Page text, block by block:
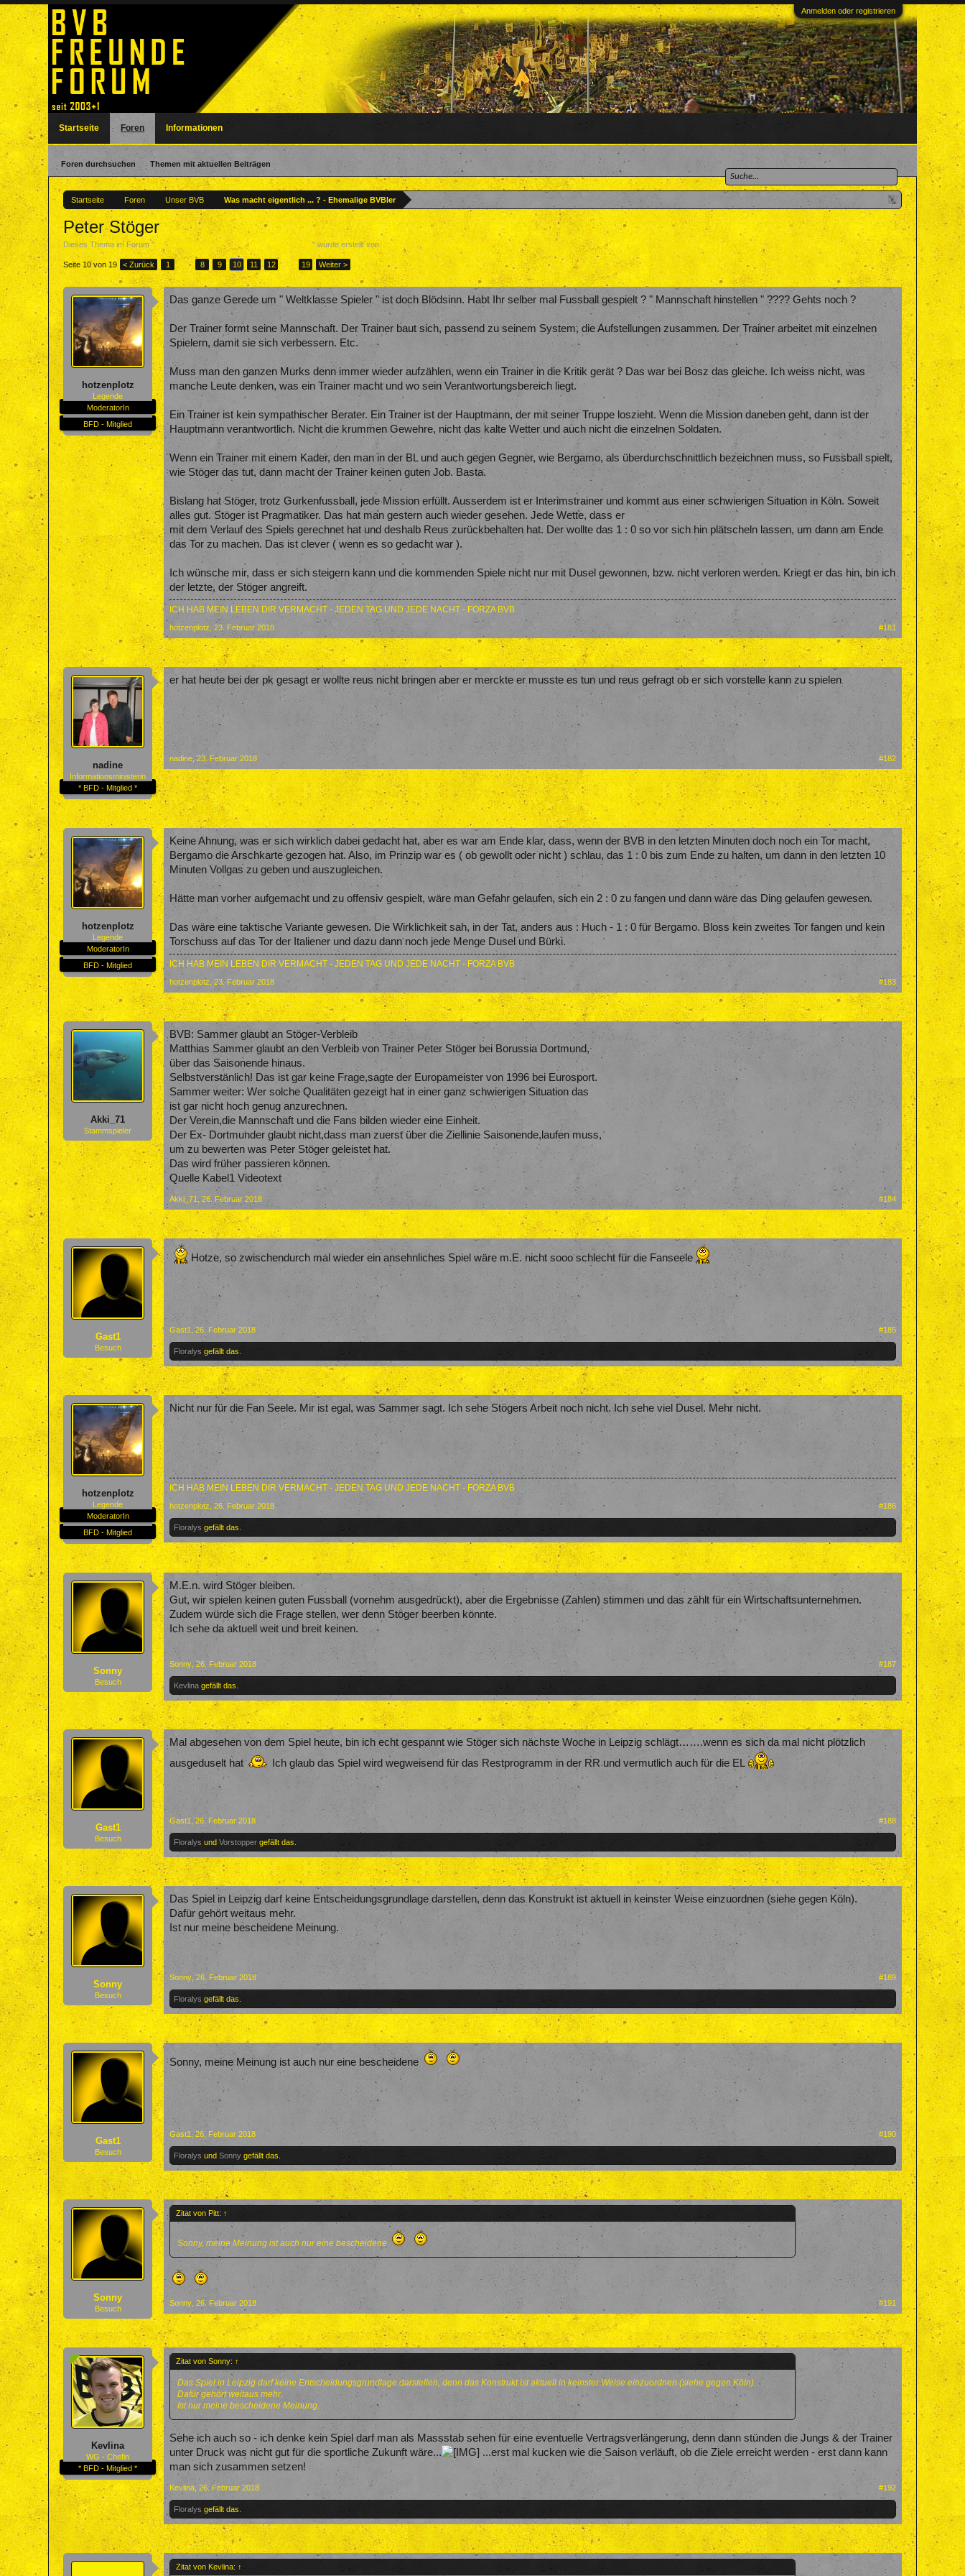
Anmelden oder registrieren
Startseite Foren Unser BVB Was macht eigentlich ... ? - Ehemalige BVBler
Peter Stöger
Dieses Thema im Forum "Was macht eigentlich ... ? - Ehemalige BVBler" wurde erstellt vonForenteam, 10. Dezember 2017 .
Seite 10 von 19 < Zurück 1 ← 8 9 10 11 12 → 19 Weiter >
hotzenplotz
Legende
ModeratorIn
BFD - Mitglied
Das ganze Gerede um " Weltklasse Spieler " ist doch Blödsinn. Habt Ihr selber mal Fussball gespielt ? " Mannschaft hinstellen " ???? Gehts noch ?
Der Trainer formt seine Mannschaft. Der Trainer baut sich, passend zu seinem System, die Aufstellungen zusammen. Der Trainer arbeitet mit einzelnen
Spielern, damit sie sich verbessern. Etc.
Muss man den ganzen Murks denn immer wieder aufzählen, wenn ein Trainer in die Kritik gerät ? Das war bei Bosz das gleiche. Ich weiss nicht, was
manche Leute denken, was ein Trainer macht und wo sein Verantwortungsbereich liegt.
Ein Trainer ist kein sympathischer Berater. Ein Trainer ist der Hauptmann, der mit seiner Truppe loszieht. Wenn die Mission daneben geht, dann ist der
Hauptmann verantwortlich. Nicht die krummen Gewehre, nicht das kalte Wetter und auch nicht die einzelnen Soldaten.
Wenn ein Trainer mit einem Kader, den man in der BL und auch gegen Gegner, wie Bergamo, als überdurchschnittlich bezeichnen muss, so Fussball spielt,
wie Stöger das tut, dann macht der Trainer keinen guten Job. Basta.
Bislang hat Stöger, trotz Gurkenfussball, jede Mission erfüllt. Ausserdem ist er Interimstrainer und kommt aus einer schwierigen Situation in Köln. Soweit
alles gut. Stöger ist Pragmatiker. Das hat man gestern auch wieder gesehen. Jede Wette, dass er
mit dem Verlauf des Spiels gerechnet hat und deshalb Reus zurückbehalten hat. Der wollte das 1 : 0 so vor sich hin plätscheln lassen, um dann am Ende
das Tor zu machen. Das ist clever ( wenn es so gedacht war ).
Ich wünsche mir, dass er sich steigern kann und die kommenden Spiele nicht nur mit Dusel gewonnen, bzw. nicht verloren werden. Kriegt er das hin, bin ich
der letzte, der Stöger angreift.
ICH HAB MEIN LEBEN DIR VERMACHT - JEDEN TAG UND JEDE NACHT - FORZA BVB
hotzenplotz 23. Februar 2018 #181
nadine
Informationsministerin
* BFD - Mitglied *
er hat heute bei der pk gesagt er wollte reus nicht bringen aber er merckte er musste es tun und reus gefragt ob er sich vorstelle kann zu spielen
nadine , 23. Februar 2018 #182
hotzenplotz
Legende
ModeratorIn
BFD - Mitglied
Keine Ahnung, was er sich wirklich dabei gedacht hat, aber es war am Ende klar, dass, wenn der BVB in den letzten Minuten doch noch ein Tor macht,
Bergamo die Arschkarte gezogen hat. Also, im Prinzip war es ( ob gewollt oder nicht ) schlau, das 1 : 0 bis zum Ende zu halten, um dann in den letzten 10
Minuten Vollgas zu geben und auszugleichen.
Hätte man vorher aufgemacht und zu offensiv gespielt, wäre man Gefahr gelaufen, sich ein 2 : 0 zu fangen und dann wäre das Ding gelaufen gewesen.
Das wäre eine taktische Variante gewesen. Die Wirklichkeit sah, in der Tat, anders aus : Huch - 1 : 0 für Bergamo. Bloss kein zweites Tor fangen und kein
Torschuss auf das Tor der Italiener und dazu dann noch jede Menge Dusel und Bürki.
ICH HAB MEIN LEBEN DIR VERMACHT - JEDEN TAG UND JEDE NACHT - FORZA BVB
hotzenplotz, 23. Februar 2018 #183
Akki_71
Stammspieler
BVB: Sammer glaubt an Stöger-Verbleib
Matthias Sammer glaubt an den Verbleib von Trainer Peter Stöger bei Borussia Dortmund,
über das Saisonende hinaus.
Selbstverstänlich! Das ist gar keine Frage,sagte der Europameister von 1996 bei Eurosport.
Sammer weiter: Wer solche Qualitäten gezeigt hat in einer ganz schwierigen Situation das
ist gar nicht hoch genug anzurechnen.
Der Verein,die Mannschaft und die Fans bilden wieder eine Einheit.
Der Ex- Dortmunder glaubt nicht,dass man zuerst über die Ziellinie Saisonende,laufen muss,
um zu bewerten was Peter Stöger geleistet hat.
Das wird früher passieren können.
Quelle Kabel1 Videotext
Akki_71 26. Februar 2018 #184
Gast1
Besuch
Hotze, so zwischendurch mal wieder ein ansehnliches Spiel wäre m.E. nicht sooo schlecht für die Fanseele
Gast1 26. Februar 2018 #185
Floralys gefällt das.
hotzenplotz
Legende
ModeratorIn
BFD - Mitglied
Nicht nur für die Fan Seele. Mir ist egal, was Sammer sagt. Ich sehe Stögers Arbeit noch nicht. Ich sehe viel Dusel. Mehr nicht.
ICH HAB MEIN LEBEN DIR VERMACHT - JEDEN TAG UND JEDE NACHT - FORZA BVB
hotzenplotz 26. Februar 2018 #186
Floralys gefällt das.
Sonny
Besuch
M.E.n. wird Stöger bleiben.
Gut, wir spielen keinen guten Fussball (vornehm ausgedrückt), aber die Ergebnisse (Zahlen) stimmen und das zählt für ein Wirtschaftsunternehmen.
Zudem würde sich die Frage stellen, wer denn Stöger beerben könnte.
Ich sehe da aktuell weit und breit keinen.
Sonny 26. Februar 2018 #187
Kevlina gefällt das.
Gast1
Besuch
Mal abgesehen von dem Spiel heute, bin ich echt gespannt wie Stöger sich nächste Woche in Leipzig schlägt…….wenn es sich da mal nicht plötzlich
ausgeduselt hat
Ich glaub das Spiel wird wegweisend für das Restprogramm in der RR und vermutlich auch für die EL
Gast1 26. Februar 2018 #188
Floralys undVorstopper gefällt das.
Sonny
Besuch
Das Spiel in Leipzig darf keine Entscheidungsgrundlage darstellen, denn das Konstrukt ist aktuell in keinster Weise einzuordnen (siehe gegen Köln).
Dafür gehört weitaus mehr.
Ist nur meine bescheidene Meinung.
Sonny 26. Februar 2018 #189
Floralys gefällt das.
Gast1
Besuch
Sonny, meine Meinung ist auch nur eine bescheidene
Gast1 26. Februar 2018 #190
Floralys undSonny gefällt das.
Sonny
Besuch
Zitat von Pitt: ↑
Sonny, meine Meinung ist auch nur eine bescheidene
Sonny 26. Februar 2018 #191
Kevlina
WG - Chefin
* BFD - Mitglied *
Zitat von Sonny: ↑
Das Spiel in Leipzig darf keine Entscheidungsgrundlage darstellen, denn das Konstrukt ist aktuell in keinster Weise einzuordnen (siehe gegen Köln).
Dafür gehört weitaus mehr.
Ist nur meine bescheidene Meinung.
Sehe ich auch so - ich denke kein Spiel darf man als Massstab sehen für eine eventuelle Vertragsverlängerung, denn dann stünden die Jungs & der Trainer
unter Druck was nicht gut für die sportliche Zukunft wäre...
...erst mal kucken wie die Saison verläuft, ob die Ziele erreicht werden - erst dann kann
man sich zusammen setzen!
Kevlina, 26. Februar 2018 #192
Floralys gefällt das.
Zitat von Kevlina: ↑
Startseite Foren
Foren durchsuchen Themen mit aktuellen Beiträgen
Informationen